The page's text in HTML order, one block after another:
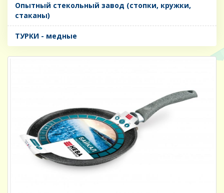
Опытный стекольный завод (стопки, кружки,
стаканы)
ТУРКИ - медные